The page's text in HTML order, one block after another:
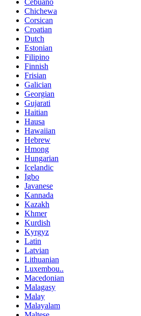
Cebuano
Chichewa
Corsican
Croatian
Dutch
Estonian
Filipino
Finnish
Frisian
Galician
Georgian
Gujarati
Haitian
Hausa
Hawaiian
Hebrew
Hmong
Hungarian
Icelandic
Igbo
Javanese
Kannada
Kazakh
Khmer
Kurdish
Kyrgyz
Latin
Latvian
Lithuanian
Luxembou..
Macedonian
Malagasy
Malay
Malayalam